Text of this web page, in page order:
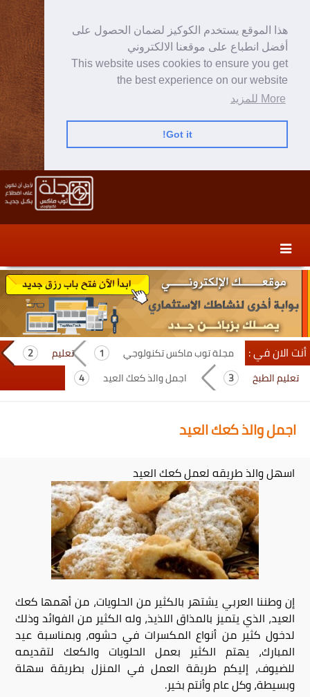
هذا الموقع يستخدم الكوكيز لضمان الحصول على
أفضل انطباع على موقعنا الالكتروني
This website uses cookies to ensure you get
the best experience on our website
More للمزيد
Got it!
content
secondary
content
أنت الان في : مجلة توب ماكس تكنولوجي
تعليم
تعليم الطبخ
اجمل والذ كعك العيد
اجمل والذ كعك العيد
اسهل والذ طريقه لعمل كعك العيد
إن وطننا العربي يشتهر بالكثير من الحلويات، من أهمها كعك
العيد، الذي يتميز بالمذاق اللذيذ، وله الكثير من الفوائد وذلك
لدخول كثير من أنواع المكسرات في حشوه، وبمناسبة عيد
المبارك، يهتم الكثير بعمل الحلويات والكعك لتقديمه
للضيوف، إليكم طريقة العمل في المنزل بطريقة سهلة
وبسيطة، وكل عام وأنتم بخير.